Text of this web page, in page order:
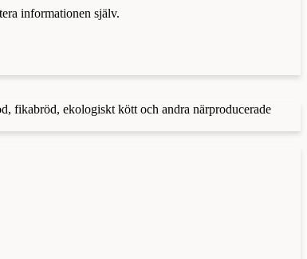
informationen själv.
fikabröd, ekologiskt kött och andra närproducerade